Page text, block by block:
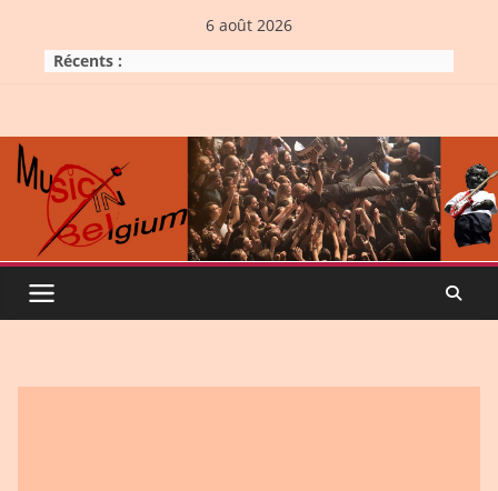
content
6 août 2026
Récents :